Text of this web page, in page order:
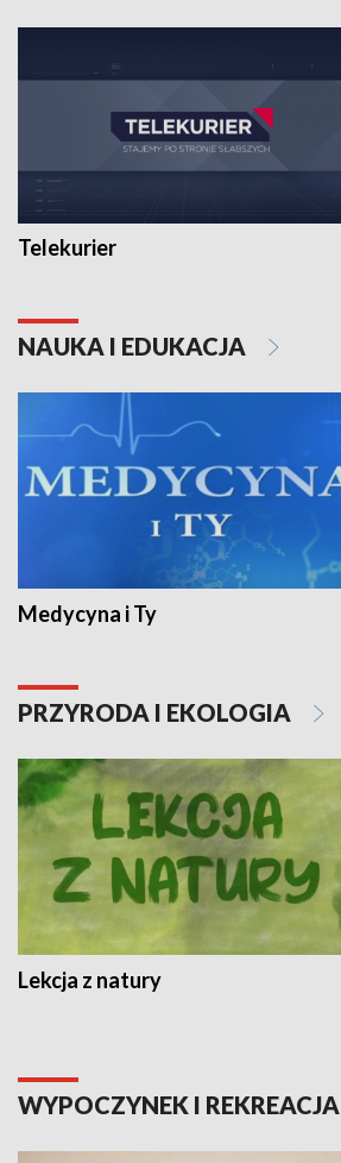
Telekurier
NAUKA I EDUKACJA
Medycyna i Ty
PRZYRODA I EKOLOGIA
Lekcja z natury
WYPOCZYNEK I REKREACJA